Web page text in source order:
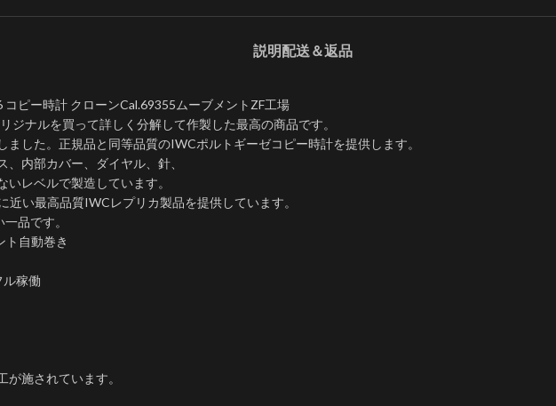
説明配送＆返品
ピー時計 クローンCal.69355ムーブメントZF工場
ジナルを買って詳しく分解して作製した最高の商品です。
した。正規品と同等品質のIWCポルトギーゼコピー時計を提供します。
内部カバー、ダイヤル、針、
レベルで製造しています。​
い最高品質IWCレプリカ製品を提供しています。
品です。
ト自動巻き
ル稼働
施されています。